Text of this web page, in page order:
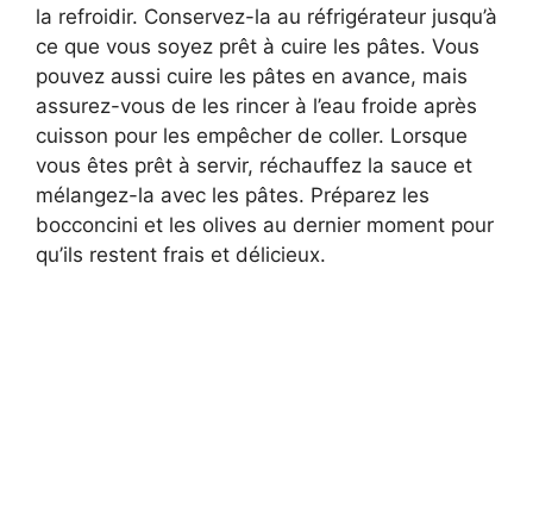
la refroidir. Conservez-la au réfrigérateur jusqu’à
ce que vous soyez prêt à cuire les pâtes. Vous
pouvez aussi cuire les pâtes en avance, mais
assurez-vous de les rincer à l’eau froide après
cuisson pour les empêcher de coller. Lorsque
vous êtes prêt à servir, réchauffez la sauce et
mélangez-la avec les pâtes. Préparez les
bocconcini et les olives au dernier moment pour
qu’ils restent frais et délicieux.